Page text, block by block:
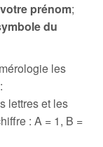
prénom;
du
les
:
lettres et les
: A = 1, B =